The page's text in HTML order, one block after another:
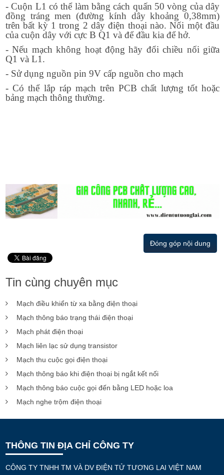
- Cuộn L1 có thể làm bằng cách quấn 50 vòng của dây
đồng tráng men (đường kính dây khoảng 0,38mm)
trên bất kỳ 1 trong 2 dây điện thoại nào. Nối một đầu
của cuộn dây với cực B Q1 và để đầu kia để hở.
- Nếu mạch không hoạt động hãy đổi chiều nối giữa
Q1 và L1.
- Sử dụng nguồn pin 9V cấp nguồn cho mạch
- Có thể lắp ráp mạch trên PCB chất lượng tốt hoặc
bảng mạch thông thường.
Đóng góp nội dung
Tin cùng chuyên mục
Mạch điều khiển từ xa bằng điện thoại
Mạch thông báo trạng thái điện thoại
Mạch phát điện thoại
Mạch liên lạc sử dụng transistor
Mạch thu cuộc gọi điện thoại
Mạch thông báo khi điện thoại bị ngắt kết nối
Mạch thông báo cuộc gọi đến bằng LED hoặc loa
Mạch nghe trộm điện thoại
THÔNG TIN ĐỊA CHỈ CÔNG TY
CÔNG TY TNHH TM VÀ DV ĐIỆN TỬ TƯƠNG LAI VIỆT NAM